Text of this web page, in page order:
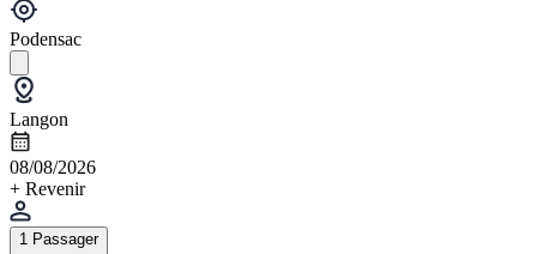
Podensac
Langon
08/08/2026
+ Revenir
1 Passager